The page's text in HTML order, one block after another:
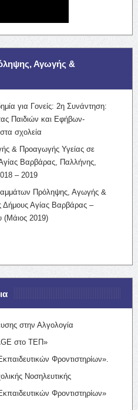
Αγωγής &
για Γονείς: 2η Συνάντηση:
Παιδιών και Εφήβων-
σχολεία
& Προαγωγής Υγείας σε
Βαρβάρας, Παλλήνης,
– 2019
Πρόληψης, Αγωγής &
Δήμους Αγίας Βαρβάρας –
(Μάιος 2019)
στην Αλγολογία
στο ΤΕΠ»
Φροντιστηρίων».
Νοσηλευτικής
Φροντιστηρίων»